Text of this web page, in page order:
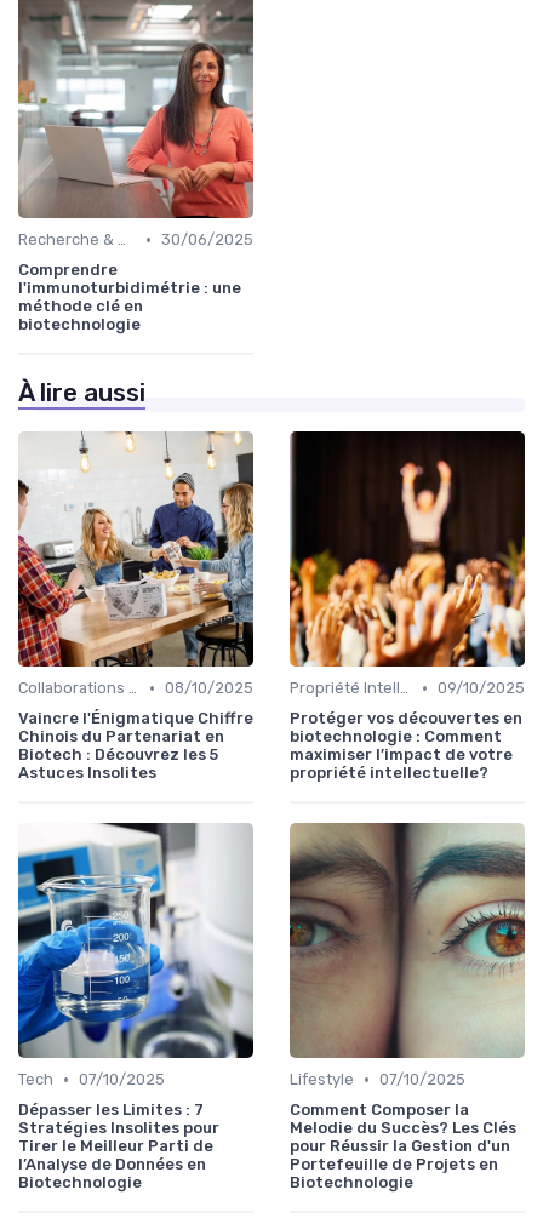
Recherche & Développement • 30/06/2025
Comprendre
l'immunoturbidimétrie : une
méthode clé en
biotechnologie
À lire aussi
Collaborations & Partenariats • 08/10/2025
Vaincre l'Énigmatique Chiffre
Chinois du Partenariat en
Biotech : Découvrez les 5
Astuces Insolites
Propriété Intellectuelle • 09/10/2025
Protéger vos découvertes en
biotechnologie : Comment
maximiser l’impact de votre
propriété intellectuelle?
Tech • 07/10/2025
Dépasser les Limites : 7
Stratégies Insolites pour
Tirer le Meilleur Parti de
l’Analyse de Données en
Biotechnologie
Lifestyle • 07/10/2025
Comment Composer la
Melodie du Succès? Les Clés
pour Réussir la Gestion d'un
Portefeuille de Projets en
Biotechnologie